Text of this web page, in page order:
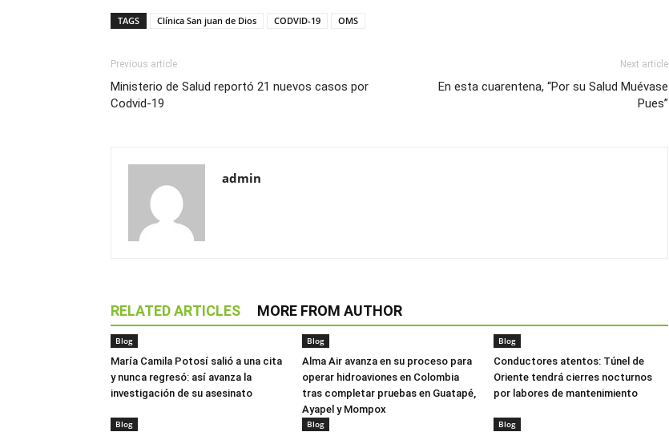
TAGS Clínica San juan de Dios CODVID-19 OMS
Previous article
Ministerio de Salud reportó 21 nuevos casos por
Codvid-19
Next article
En esta cuarentena, “Por su Salud Muévase
Pues”
admin
RELATED ARTICLES MORE FROM AUTHOR
Blog
María Camila Potosí salió a una cita
y nunca regresó: así avanza la
investigación de su asesinato
Blog
Alma Air avanza en su proceso para
operar hidroaviones en Colombia
tras completar pruebas en Guatapé,
Ayapel y Mompox
Blog
Conductores atentos: Túnel de
Oriente tendrá cierres nocturnos
por labores de mantenimiento
Blog Blog Blog